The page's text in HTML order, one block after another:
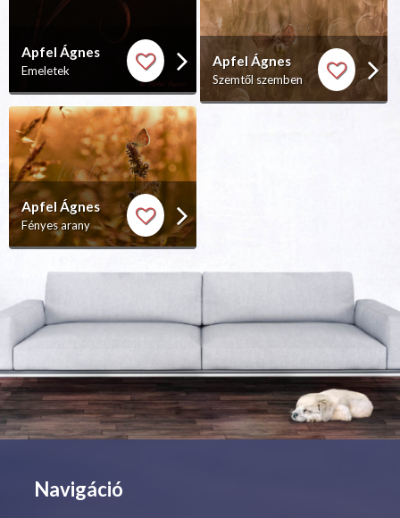
Apfel Ágnes
Emeletek
Apfel Ágnes
Fényes arany
Apfel Ágnes
Szemtől szemben
Navigáció